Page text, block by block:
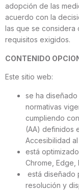
adopción de las
acuerdo con la
las que se considera
requisitos exigidos.
CONTENIDO
Este sitio web:
se ha
normativas
cumpliendo
(AA) definidos
Accesibilidad al
está
Chrome, Edge,
está diseñado
resolución y